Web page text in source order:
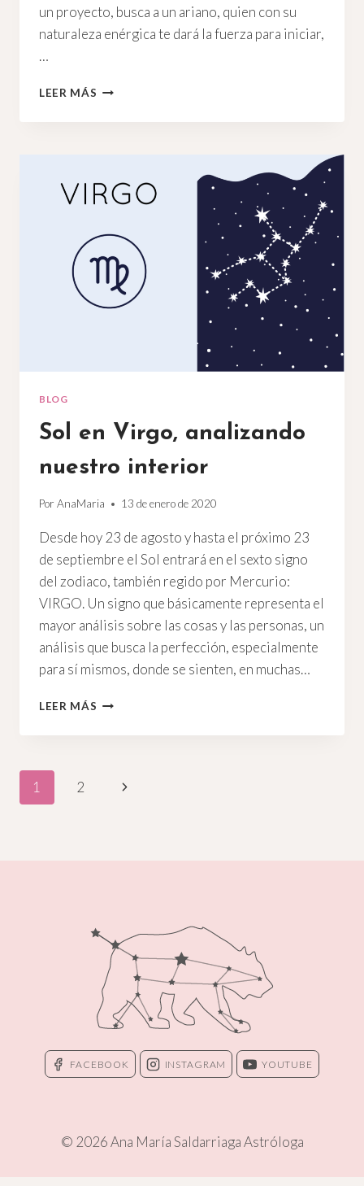
un proyecto, busca a un ariano, quien con su
naturaleza enérgica te dará la fuerza para iniciar,
…
LEER MÁS SOL
LOS
ARIANOS!
BLOG
Sol en Virgo, analizando
nuestro interior
Por AnaMaria 13 de enero de 2020
Desde hoy 23 de agosto y hasta el próximo 23
de septiembre el Sol entrará en el sexto signo
del zodiaco, también regido por Mercurio:
VIRGO. Un signo que básicamente representa el
mayor análisis sobre las cosas y las personas, un
análisis que busca la perfección, especialmente
para sí mismos, donde se sienten, en muchas…
LEER MÁS SOL
INTERIOR
Navegación
1 2
FACEBOOK INSTAGRAM YOUTUBE
© 2026 Ana María Saldarriaga Astróloga